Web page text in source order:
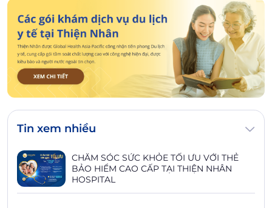
Tin xem nhiều
CHĂM SÓC SỨC KHỎE TỐI ƯU VỚI THẺ
BẢO HIỂM CAO CẤP TẠI THIỆN NHÂN
HOSPITAL